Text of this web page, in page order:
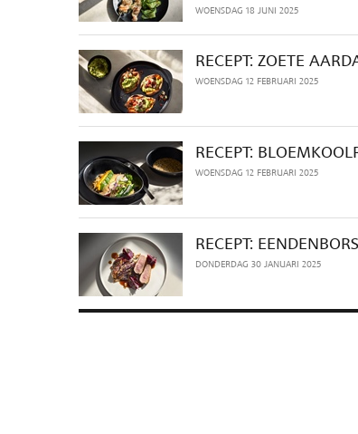
WOENSDAG 18 JUNI 2025
RECEPT: ZOETE
WOENSDAG 12 FEBRUARI 2025
RECEPT:
WOENSDAG 12 FEBRUARI 2025
RECEPT:
DONDERDAG 30 JANUARI 2025